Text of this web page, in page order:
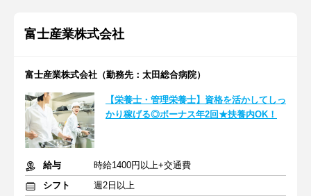
富士産業株式会社
富士産業株式会社（勤務先：太田総合病院）
【栄養士・管理栄養士】資格を活かしてしっ
かり稼げる◎ボーナス年2回★扶養内OK！
給与
時給1400円以上+交通費
シフト
週2日以上